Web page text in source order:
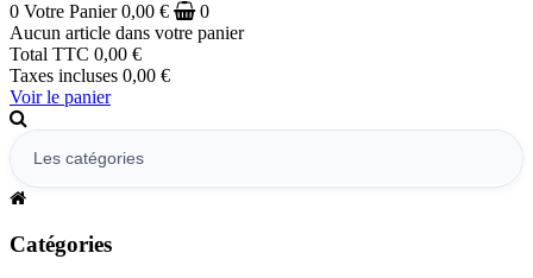
0 Votre Panier 0,00 €
0
Aucun article dans votre panier
Total TTC 0,00 €
Taxes incluses 0,00 €
Voir le panier
Catégories